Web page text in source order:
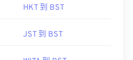
HKT 到 BST
JST 到 BST